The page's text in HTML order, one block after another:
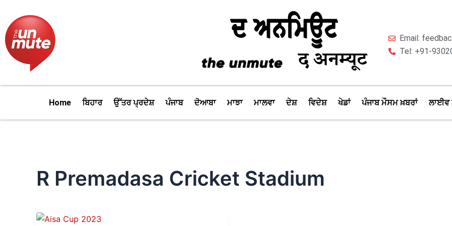
content
Email:
Tel: +91-
Home ਬਿਹਾਰ ਉੱਤਰ ਪ੍ਰਦੇਸ਼ ਪੰਜਾਬ ਦੋਆਬਾ ਮਾਝਾ ਮਾਲਵਾ ਦੇਸ਼ ਵਿਦੇਸ਼ ਖੇਡਾਂ ਪੰਜਾਬ ਮੌਸਮ ਖ਼ਬਰਾਂ ਲਾਈਵ
R Premadasa Cricket Stadium